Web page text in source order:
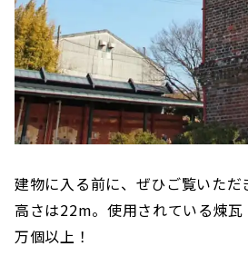
建物に入る前に、ぜひご覧いただ
高さは22m。使用されている煉
万個以上！